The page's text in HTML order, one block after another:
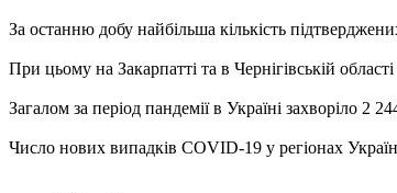
За останню добу найбільша кількість
При цьому на Закарпатті та в Чернігівській
Загалом за період пандемії в Україні захворіло
Число нових випадків COVID-19 у регіонах